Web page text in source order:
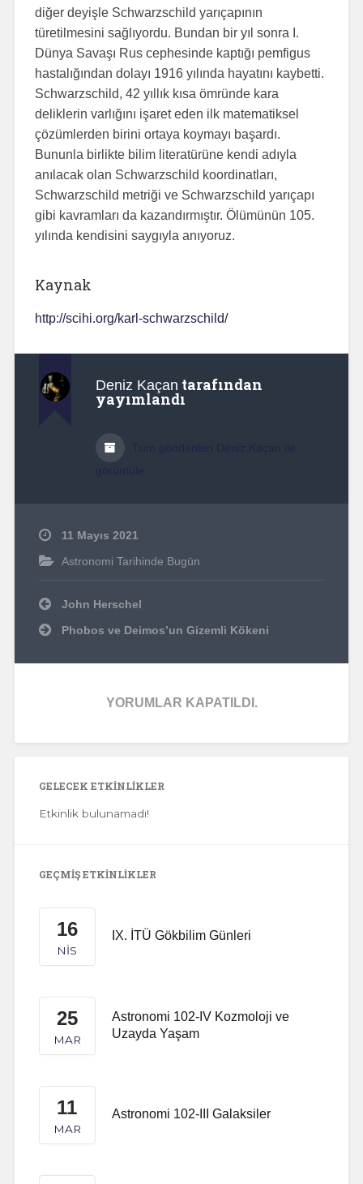
diğer deyişle Schwarzschild yarıçapının
türetilmesini sağlıyordu. Bundan bir yıl sonra I.
Dünya Savaşı Rus cephesinde kaptığı pemfigus
hastalığından dolayı 1916 yılında hayatını kaybetti.
Schwarzschild, 42 yıllık kısa ömründe kara
deliklerin varlığını işaret eden ilk matematiksel
çözümlerden birini ortaya koymayı başardı.‬
‪Bununla birlikte bilim literatürüne kendi adıyla
anılacak olan Schwarzschild koordinatları,
Schwarzschild metriği ve Schwarzschild yarıçapı
gibi kavramları da kazandırmıştır. Ölümünün 105.
yılında kendisini saygıyla anıyoruz.
Kaynak
http://scihi.org/karl-schwarzschild/
Deniz Kaçan tarafından
yayımlandı
11 Mayıs 2021
Astronomi Tarihinde Bugün
Yazı John Herschel
Phobos ve Deimos’un Gizemli Kökeni
YORUMLAR KAPATILDI.
GELECEK ETKINLIKLER
Etkinlik bulunamadı!
GEÇMIŞ ETKINLIKLER
16
NIS
IX. İTÜ Gökbilim Günleri
25
MAR
Astronomi 102-IV Kozmoloji ve
Uzayda Yaşam
11
MAR
Astronomi 102-III Galaksiler